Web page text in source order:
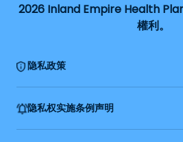
2026 Inland Empire Health
權利。
隐私政策
隐私权实施条例声明